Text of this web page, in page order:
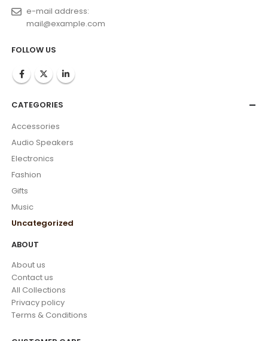
e-mail address:
mail@example.com
FOLLOW US
CATEGORIES
Accessories
Audio Speakers
Electronics
Fashion
Gifts
Music
Uncategorized
ABOUT
About us
Contact us
All Collections
Privacy policy
Terms & Conditions